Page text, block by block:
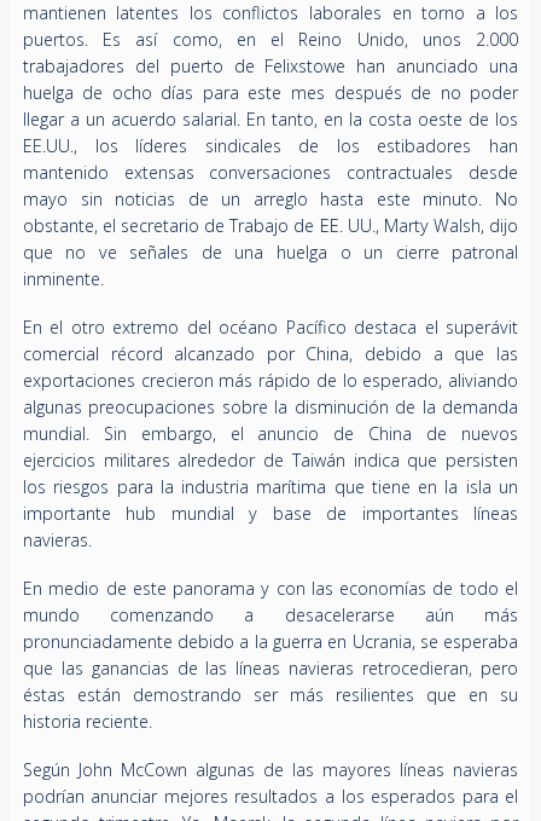
mantienen latentes los conflictos laborales en torno a los
puertos. Es así como, en el Reino Unido, unos 2.000
trabajadores del puerto de Felixstowe han anunciado una
huelga de ocho días para este mes después de no poder
llegar a un acuerdo salarial. En tanto, en la costa oeste de los
EE.UU., los líderes sindicales de los estibadores han
mantenido extensas conversaciones contractuales desde
mayo sin noticias de un arreglo hasta este minuto. No
obstante, el secretario de Trabajo de EE. UU., Marty Walsh, dijo
que no ve señales de una huelga o un cierre patronal
inminente.
En el otro extremo del océano Pacífico destaca el superávit
comercial récord alcanzado por China, debido a que las
exportaciones crecieron más rápido de lo esperado, aliviando
algunas preocupaciones sobre la disminución de la demanda
mundial. Sin embargo, el anuncio de China de nuevos
ejercicios militares alrededor de Taiwán indica que persisten
los riesgos para la industria marítima que tiene en la isla un
importante hub mundial y base de importantes líneas
navieras.
En medio de este panorama y con las economías de todo el
mundo comenzando a desacelerarse aún más
pronunciadamente debido a la guerra en Ucrania, se esperaba
que las ganancias de las líneas navieras retrocedieran, pero
éstas están demostrando ser más resilientes que en su
historia reciente.
Según John McCown algunas de las mayores líneas navieras
podrían anunciar mejores resultados a los esperados para el